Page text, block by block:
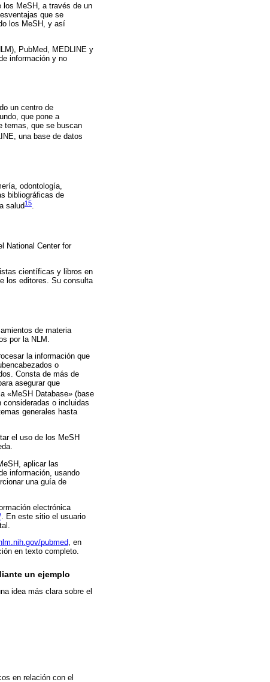
los MeSH, a través de un
que se
los MeSH, y así
PubMed, MEDLINE y
información y no
un centro de
que pone a
temas, que se buscan
una base de datos
odontología,
bibliográficas de
salud15.
National Center for
científicas y libros en
los editores. Su consulta
de materia
por la NLM.
la información que
o
Consta de más de
asegurar que
«MeSH Database» (base
o incluidas
generales hasta
el uso de los MeSH
aplicar las
información, usando
una guía de
electrónica
. En este sitio el usuario
pubmed , en
en texto completo.
un ejemplo
idea más clara sobre el
en relación con el